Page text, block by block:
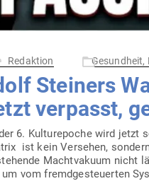
Redaktion Gesundheit,
Steiners
ver­passt,
6. Kul­tur­epoche wird
ist kein Ver­sehen,
Macht­vakuum nicht
vom fremd­ge­steu­erten